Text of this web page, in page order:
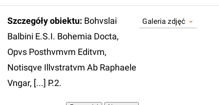
Szczegóły obiektu: Bohvslai
Balbini E.S.I. Bohemia Docta,
Opvs Posthvmvm Editvm,
Notisqve Illvstratvm Ab Raphaele
Vngar, [...] P.2.
Galeria zdjęć